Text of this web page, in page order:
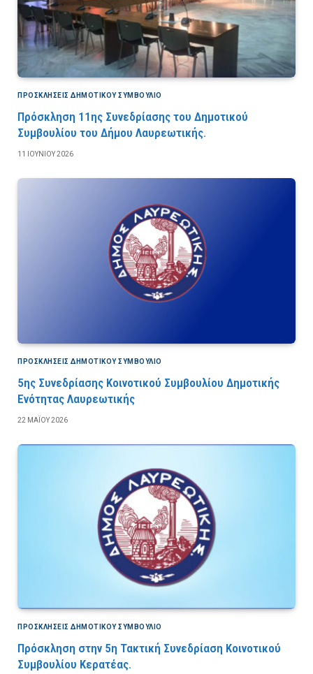
ΠΡΟΣΚΛΉΣΕΙΣ ΔΗΜΟΤΙΚΟΎ ΣΥΜΒΟΎΛΙΟ
Πρόσκληση 11ης Συνεδρίασης του Δημοτικού
Συμβουλίου του Δήμου Λαυρεωτικής.
11 ΙΟΥΝΊΟΥ 2026
ΠΡΟΣΚΛΉΣΕΙΣ ΔΗΜΟΤΙΚΟΎ ΣΥΜΒΟΎΛΙΟ
5ης Συνεδρίασης Κοινοτικού Συμβουλίου Δημοτικής
Ενότητας Λαυρεωτικής
22 ΜΑΪ́ΟΥ 2026
ΠΡΟΣΚΛΉΣΕΙΣ ΔΗΜΟΤΙΚΟΎ ΣΥΜΒΟΎΛΙΟ
Πρόσκληση στην 5η Τακτική Συνεδρίαση Κοινοτικού
Συμβουλίου Κερατέας.